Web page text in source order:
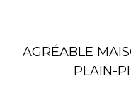
AGRÉABLE
PLAIN-